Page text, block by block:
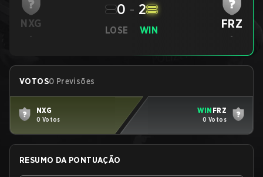
NXG
-
LOSE
0 - 2
WIN FRZ
-
VOTOS0 Previsões
NXG
0 Votos
WIN FRZ
0 Votos
RESUMO DA PONTUAÇÃO